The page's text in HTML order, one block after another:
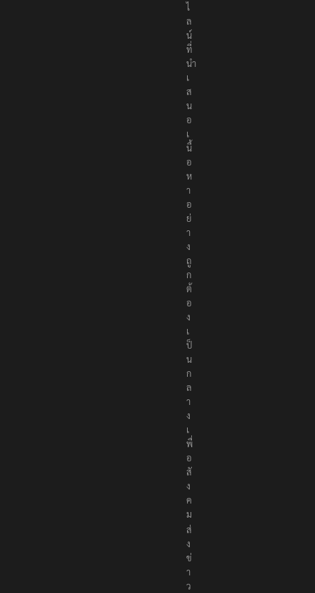
ไ
ล
น์
ที่
นำ
เ
ส
น
อ
เ
นื้
อ
ห
า
อ
ย่
า
ง
ถู
ก
ต้
อ
ง
เ
ป็
น
ก
ล
า
ง
เ
พื่
อ
สั
ง
ค
ม
ส่
ง
ข่
า
ว